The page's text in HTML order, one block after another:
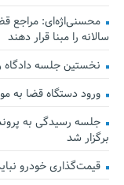
محسنی‌اژه‌ای: مراجع
سالانه را مبنا قرار دهند
نخستین جلسه دادگاه
ورود دستگاه قضا به
جلسه رسیدگی به
برگزار شد
قیمت‌گذاری خودرو